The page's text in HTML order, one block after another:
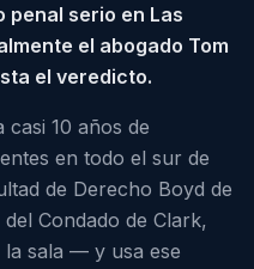
penal serio en Las
el abogado Tom
el veredicto.
casi 10 años de
en todo el sur de
de Derecho Boyd de
Condado de Clark,
la sala — y usa ese